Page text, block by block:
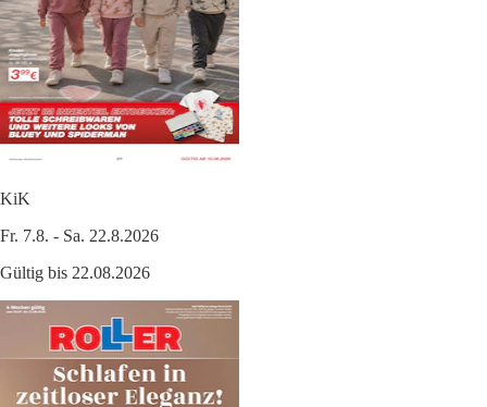
KiK
Fr. 7.8. - Sa. 22.8.2026
Gültig bis 22.08.2026